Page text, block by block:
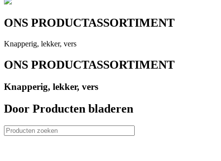
ONS PRODUCTASSORTIMENT
Knapperig, lekker, vers
ONS PRODUCTASSORTIMENT
Knapperig, lekker, vers
Door Producten bladeren